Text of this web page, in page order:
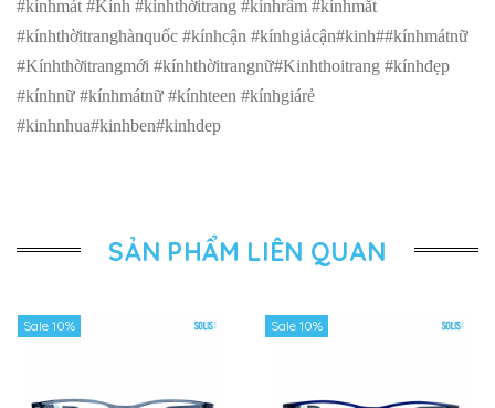
#kínhmát #Kính #kínhthờitrang #kínhrâm #kínhmắt
#kínhthờitranghànquốc #kínhcận #kínhgiảcận#kinh##kínhmátnữ
#Kínhthờitrangmới #kínhthờitrangnữ#Kinhthoitrang #kínhđẹp
#kínhnữ #kínhmátnữ #kínhteen #kínhgiárẻ
#kinhnhua#kinhben#kinhdep
SẢN PHẨM LIÊN QUAN
Sale 10% Sale 10%